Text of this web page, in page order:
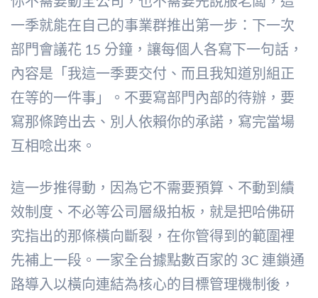
一季就能在自己的事業群推出第一步：下一次
部門會議花 15 分鐘，讓每個人各寫下一句話，
內容是「我這一季要交付、而且我知道別組正
在等的一件事」。不要寫部門內部的待辦，要
寫那條跨出去、別人依賴你的承諾，寫完當場
互相唸出來。
這一步推得動，因為它不需要預算、不動到績
效制度、不必等公司層級拍板，就是把哈佛研
究指出的那條橫向斷裂，在你管得到的範圍裡
先補上一段。一家全台據點數百家的 3C 連鎖通
路導入以橫向連結為核心的目標管理機制後，